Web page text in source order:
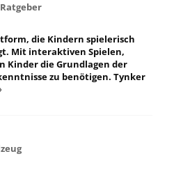
die Kindern spielerisch
Mit interaktiven Spielen,
Kinder die Grundlagen der
zu benötigen. Tynker